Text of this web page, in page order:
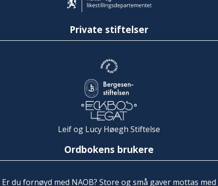
Private stiftelser
Leif og Lucy Høegh Stiftelse
Ordbokens brukere
Er du fornøyd med NAOB? Store og små gaver mottas med